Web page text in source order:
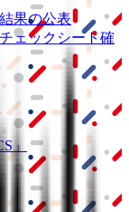
果の公表
ェックシート確
」